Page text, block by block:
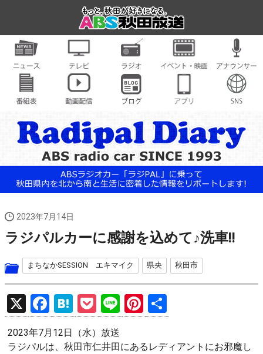
2023年7月14日
ラジパルカーに感謝を込めて♪洗車!!
まちなかSESSION エキマイク 県央 秋田市
X
F
a
ce
H
at
e
P
o
ck
Li
n
e
Pi
nt
er
有
2023年7月12日（水）放送
ラジパルは、秋田市仁井田にあるレディアントにお邪魔し